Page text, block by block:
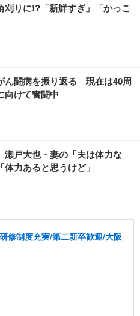
刈りに!?「新鮮すぎ」「かっこ
ん闘病を振り返る 現在は40周
向けて奮闘中
瀬戸大也・妻の「夫は体力な
力あると思うけど」
修制度充実/第二新卒歓迎/大阪